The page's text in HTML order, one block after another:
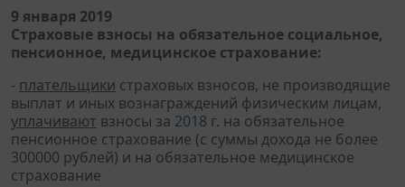
9 января 2019
Страховые взносы на обязательное социальное,
пенсионное, медицинское страхование:
- плательщики страховых взносов, не производящие
выплат и иных вознаграждений физическим лицам,
уплачивают взносы за 2018 г. на обязательное
пенсионное страхование (с суммы дохода не более
300000 рублей) и на обязательное медицинское
страхование